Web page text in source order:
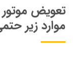
تعویض
موارد زیر